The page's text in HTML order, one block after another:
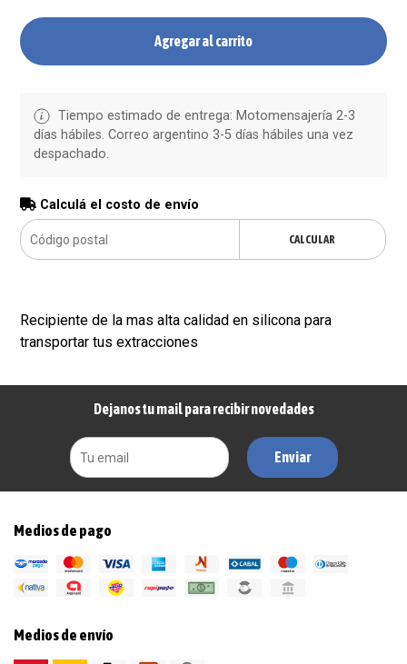
Agregar al carrito
Tiempo estimado de entrega: Motomensajería 2-3
días hábiles. Correo argentino 3-5 días hábiles una vez
despachado.
Calculá el costo de envío
CALCULAR
Recipiente de la mas alta calidad en silicona para
transportar tus extracciones
Dejanos tu mail para recibir novedades
Enviar
Medios de pago
Medios de envío